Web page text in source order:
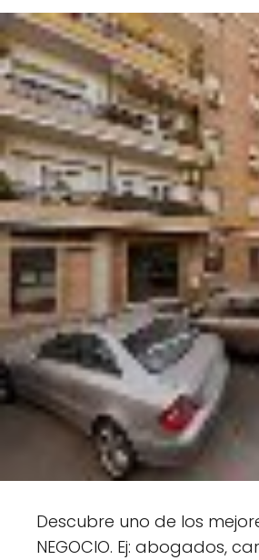
Descubre uno de los
NEGOCIO. Ej: abogados,